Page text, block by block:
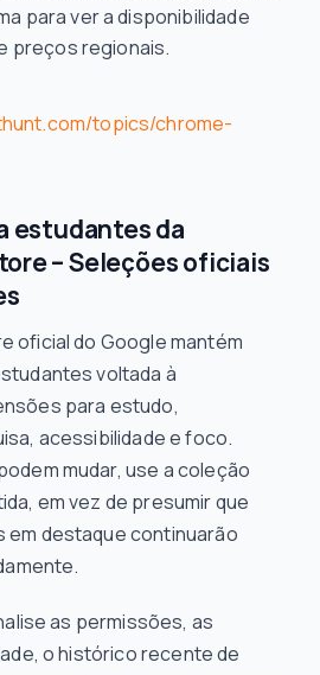
para ver a disponibilidade
preços regionais.
topics/chrome-
estudantes da
– Seleções oficiais
oficial do Google mantém
voltada à
para estudo,
acessibilidade e foco.
mudar, use a coleção
em vez de presumir que
destaque continuarão
as permissões, as
o histórico recente de